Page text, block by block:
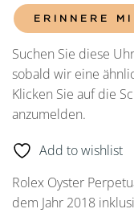
ERINNERE
Suchen Sie diese
sobald wir eine
Klicken Sie auf die
anzumelden.
Add to wishlist
Rolex Oyster
dem Jahr 2018